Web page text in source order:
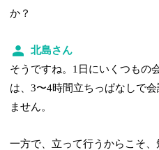
か？
北島さん
そうですね。1日にいくつもの
は、3〜4時間立ちっぱなしで
ません。
一方で、立って行うからこそ